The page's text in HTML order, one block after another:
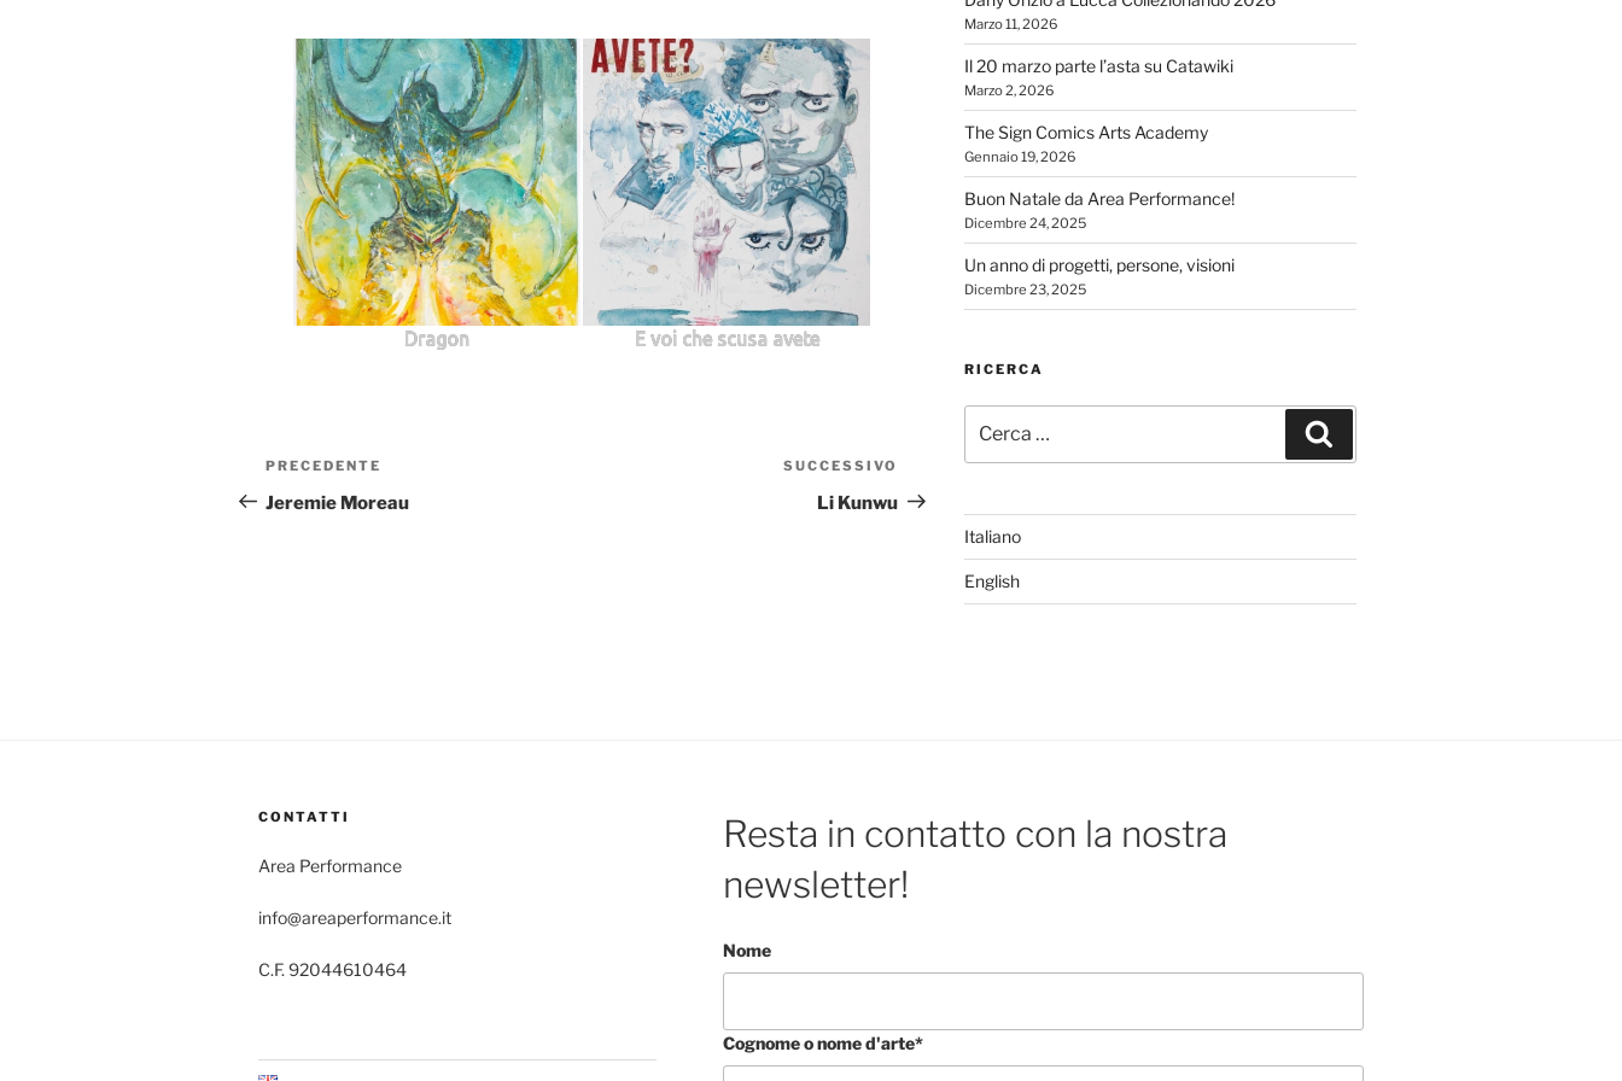
Dragon E voi che scusa avete
Navigazione
articoli
Articolo
precedente:
PRECEDENTE
Jeremie Moreau
Articolo
successivo
SUCCESSIVO
Li Kunwu
Marzo 11, 2026
Il 20 marzo parte l’asta su Catawiki
Marzo 2, 2026
The Sign Comics Arts Academy
Gennaio 19, 2026
Buon Natale da Area Performance!
Dicembre 24, 2025
Un anno di progetti, persone, visioni
Dicembre 23, 2025
RICERCA
Italiano
English
CONTATTI
Area Performance
info@areaperformance.it
C.F. 92044610464
Resta in contatto con la nostra
newsletter!
Nome
Cognome o nome d'arte*